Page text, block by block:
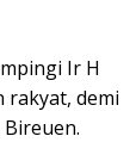
Ir H
rakyat, demi